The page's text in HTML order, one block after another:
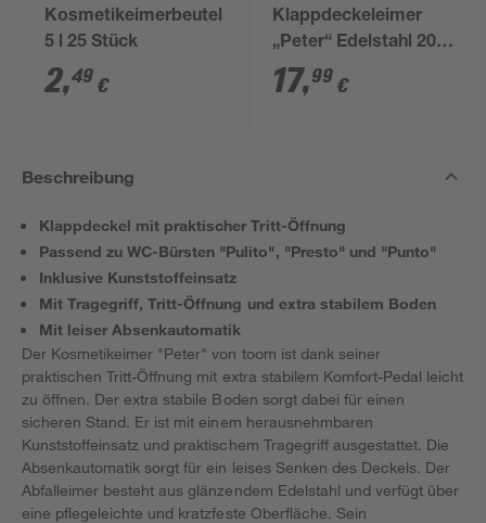
Kosmetikeimerbeutel
5 l 25 Stück
2,49 €
Klappdeckeleimer
„Peter“ Edelstahl 20,5
cm 5 Liter
17,99 €
Beschreibung
Klappdeckel mit praktischer Tritt-Öffnung
Passend zu WC-Bürsten "Pulito", "Presto" und "Punto"
Inklusive Kunststoffeinsatz
Mit Tragegriff, Tritt-Öffnung und extra stabilem Boden
Mit leiser Absenkautomatik
Der Kosmetikeimer "Peter" von toom ist dank seiner
praktischen Tritt-Öffnung mit extra stabilem Komfort-Pedal leicht
zu öffnen. Der extra stabile Boden sorgt dabei für einen
sicheren Stand. Er ist mit einem herausnehmbaren
Kunststoffeinsatz und praktischem Tragegriff ausgestattet. Die
Absenkautomatik sorgt für ein leises Senken des Deckels. Der
Abfalleimer besteht aus glänzendem Edelstahl und verfügt über
eine pflegeleichte und kratzfeste Oberfläche. Sein